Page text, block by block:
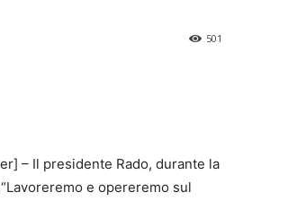
501
– Il presidente Rado, durante la
e opereremo sul